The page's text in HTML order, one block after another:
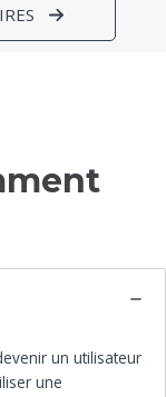
un utilisateur
une